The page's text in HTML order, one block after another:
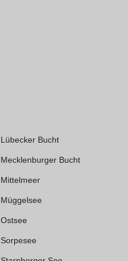
Lübecker Bucht
Mecklenburger Bucht
Mittelmeer
Müggelsee
Ostsee
Sorpesee